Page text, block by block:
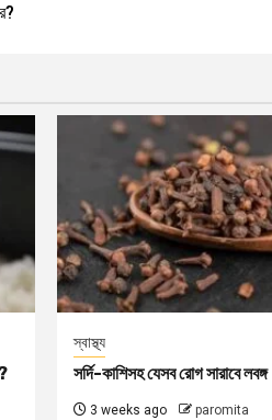
স্বাস্থ্য
সর্দি-কাশিসহ যেসব রোগ সারাবে লবঙ্গ
3 weeks ago paromita